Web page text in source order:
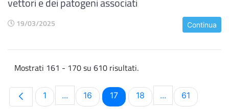
19/03/2025 Continua
Mostrati 161 - 170 su 610 risultati.
Pagina
1 ...Pagine intermedie Use TAB to navigate.
Pagina
16 Pagina
17 Pagina
18 ...PaginePagina
61